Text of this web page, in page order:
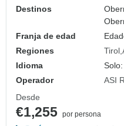
Destinos
Franja de edad
Regiones
Tirol
Idioma
Operador
ASI
Desde
€1,255 por persona